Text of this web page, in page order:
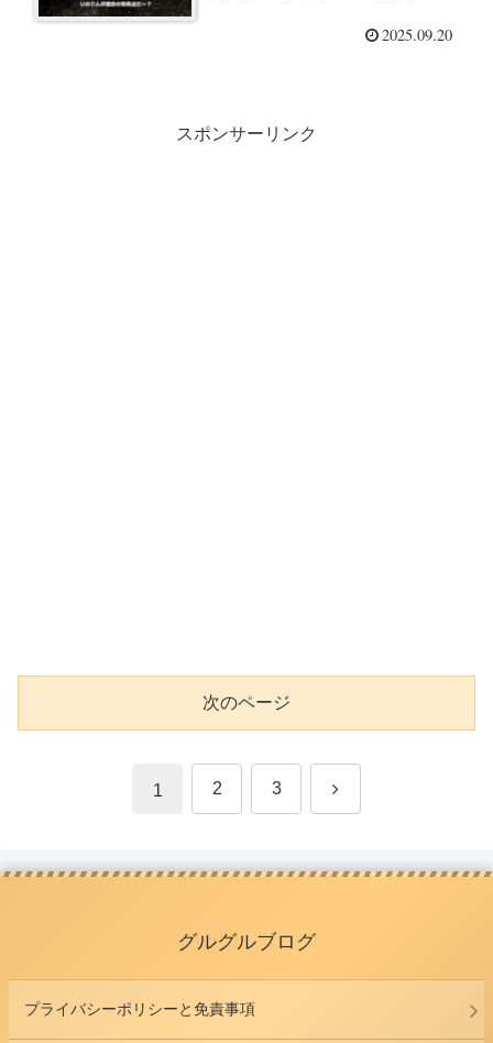
2025.09.20
スポンサーリンク
次のページ
1 2 3 次
グルグルブログ
プライバシーポリシーと免責事項